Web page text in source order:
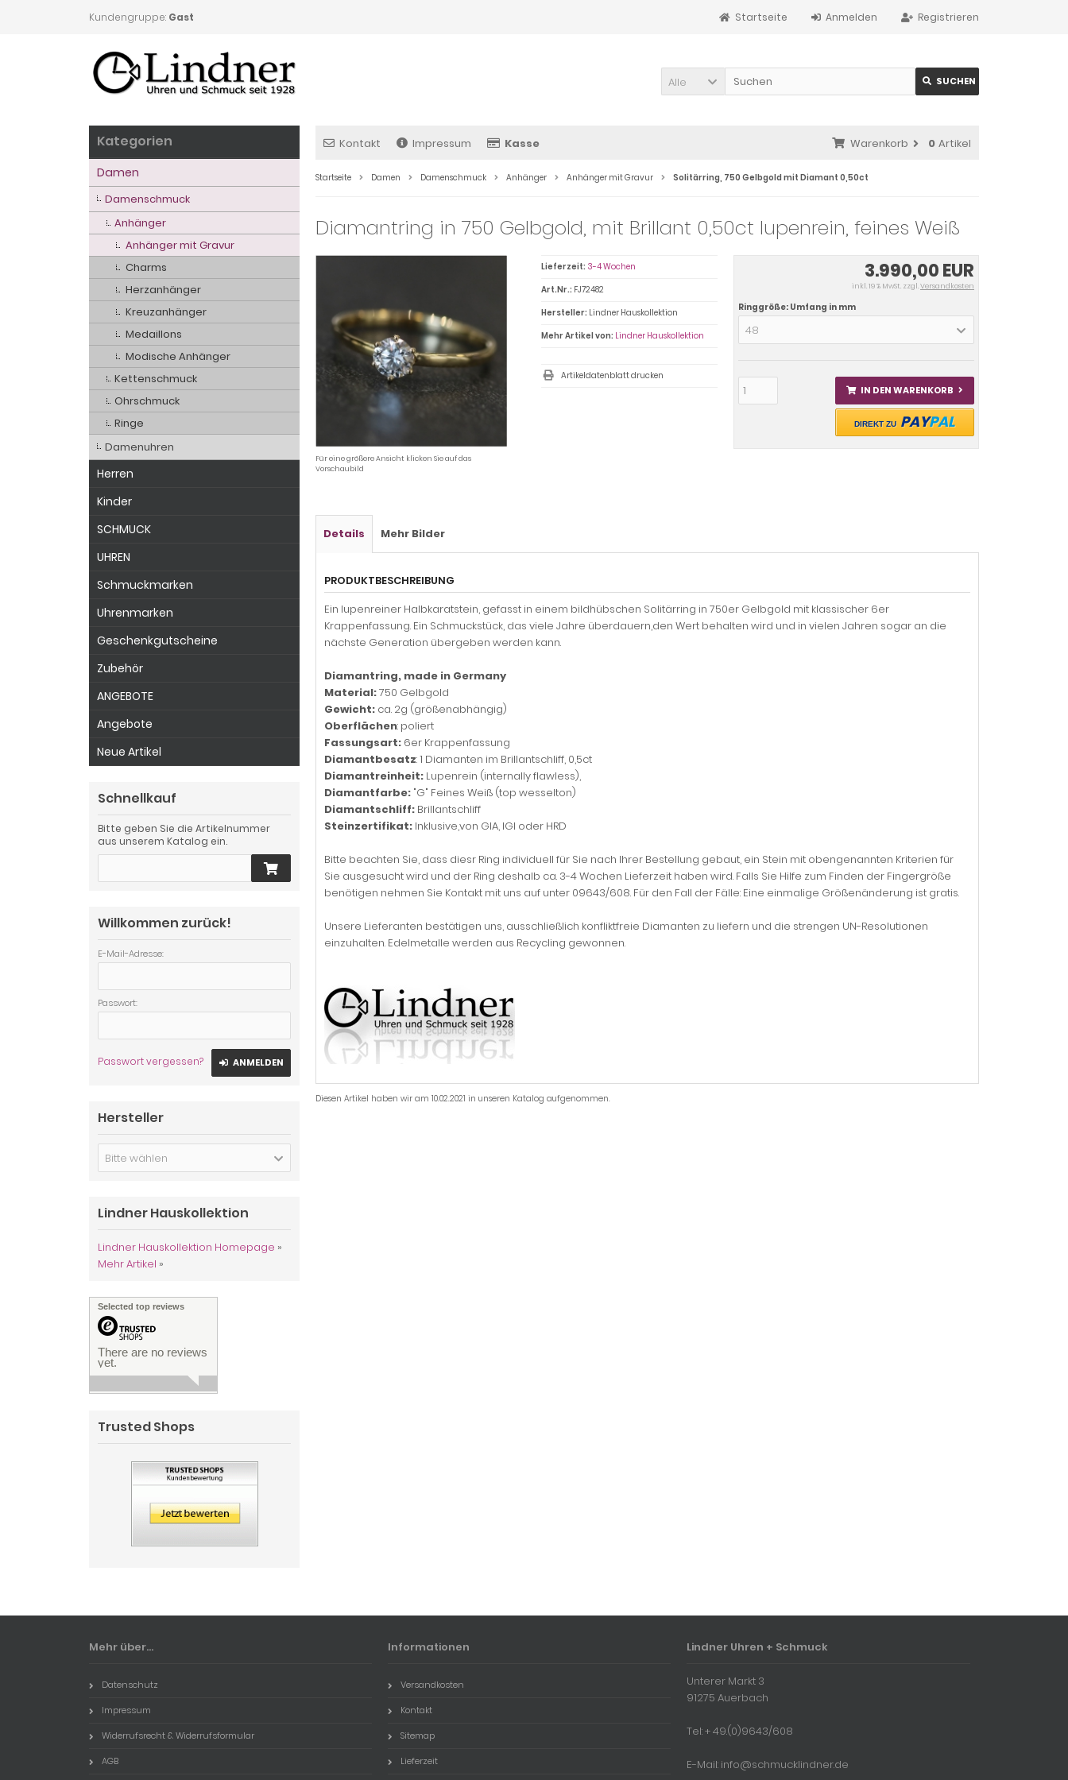
Kundengruppe: Gast Registrieren
Anmelden
Startseite
Alle SUCHEN
Kontakt Impressum Kasse Warenkorb 0 Artikel
Startseite Damen Damenschmuck Anhänger Anhänger mit Gravur Solitärring, 750 Gelbgold mit Diamant 0,50ct
Diamantring in 750 Gelbgold, mit Brillant 0,50ct lupenrein, feines Weiß
Für eine größere Ansicht klicken Sie auf das
Vorschaubild
3.990,00 EUR
inkl. 19 % MwSt. zzgl.Versandkosten
Ringgröße: Umfang in mm
48
IN DEN WARENKORB
DIREKT ZU PAYPAL
Lieferzeit: 3-4 Wochen
Art.Nr.: FJ72482
Hersteller: Lindner Hauskollektion
Mehr Artikel von: Lindner Hauskollektion
Artikeldatenblatt drucken
Details Mehr Bilder
PRODUKTBESCHREIBUNG
Ein lupenreiner Halbkaratstein, gefasst in einem bildhübschen Solitärring in 750er Gelbgold mit klassischer 6er
Krappenfassung. Ein Schmuckstück, das viele Jahre überdauern,den Wert behalten wird und in vielen Jahren sogar an die
nächste Generation übergeben werden kann.
Diamantring, made in Germany
Material:750 Gelbgold
Gewicht: ca. 2g (größenabhängig)
Oberflächen: poliert
Fassungsart: 6er Krappenfassung
Diamantbesatz: 1 Diamanten im Brillantschliff, 0,5ct
Diamantreinheit: Lupenrein (internally flawless),
Diamantfarbe: "G" Feines Weiß (top wesselton)
Diamantschliff: Brillantschliff
Steinzertifikat: Inklusive,von GIA, IGI oder HRD
Bitte beachten Sie, dass diesr Ring individuell für Sie nach Ihrer Bestellung gebaut, ein Stein mit obengenannten Kriterien für
Sie ausgesucht wird und der Ring deshalb ca. 3-4 Wochen Lieferzeit haben wird. Falls Sie Hilfe zum Finden der Fingergröße
benötigen nehmen Sie Kontakt mit uns auf unter 09643/608. Für den Fall der Fälle: Eine einmalige Größenänderung ist gratis.
Unsere Lieferanten bestätigen uns, ausschließlich konfliktfreie Diamanten zu liefern und die strengen UN-Resolutionen
einzuhalten. Edelmetalle werden aus Recycling gewonnen.
Diesen Artikel haben wir am 10.02.2021 in unseren Katalog aufgenommen.
Kategorien
Damen
Damenschmuck
Anhänger
Anhänger mit Gravur
Charms
Herzanhänger
Kreuzanhänger
Medaillons
Modische Anhänger
Kettenschmuck
Ohrschmuck
Ringe
Damenuhren
Herren
Kinder
SCHMUCK
UHREN
Schmuckmarken
Uhrenmarken
Geschenkgutscheine
Zubehör
ANGEBOTE
Angebote
Neue Artikel
Schnellkauf
Bitte geben Sie die Artikelnummer
aus unserem Katalog ein.
Willkommen zurück!
E-Mail-Adresse:
Passwort:
Passwort vergessen? ANMELDEN
Hersteller
Bitte wählen
Lindner Hauskollektion
Lindner Hauskollektion Homepage »
Mehr Artikel »
Selected top reviews
There are no reviews
yet.
Trusted Shops
Mehr über...
Datenschutz
Impressum
Widerrufsrecht & Widerrufsformular
AGB
Informationen
Versandkosten
Kontakt
Sitemap
Lieferzeit
Lindner Uhren + Schmuck
Unterer Markt 3
91275 Auerbach
Tel: + 49.(0)9643/608
E-Mail: info@schmucklindner.de